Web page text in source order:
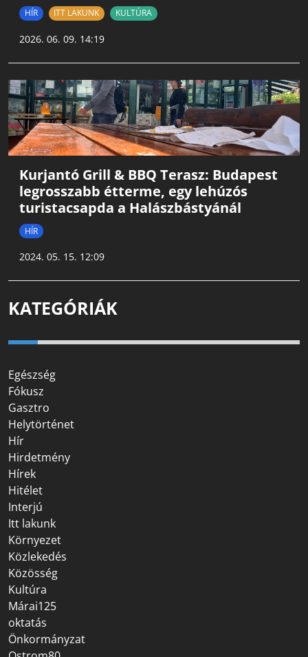
HÍR ITT LAKUNK KULTÚRA
2026. 06. 09. 14:19
Kurjantó Grill & BBQ Terasz: Budapest
legrosszabb étterme, egy lehúzós
turistacsapda a Halászbástyánál
HÍR
2024. 05. 15. 12:09
KATEGÓRIÁK
Egészség
Fókusz
Gasztro
Helytörténet
Hír
Hirdetmény
Hírek
Hitélet
Interjú
Itt lakunk
Környezet
Közlekedés
Közösség
Kultúra
Márai125
oktatás
Önkormányzat